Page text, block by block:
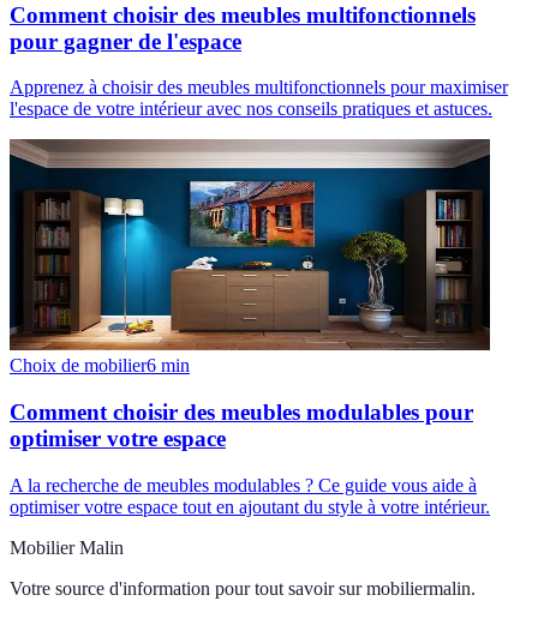
Comment choisir des meubles multifonctionnels
pour gagner de l'espace
Apprenez à choisir des meubles multifonctionnels pour maximiser
l'espace de votre intérieur avec nos conseils pratiques et astuces.
Choix de mobilier6 min
Comment choisir des meubles modulables pour
optimiser votre espace
A la recherche de meubles modulables ? Ce guide vous aide à
optimiser votre espace tout en ajoutant du style à votre intérieur.
Mobilier Malin
Votre source d'information pour tout savoir sur mobiliermalin.